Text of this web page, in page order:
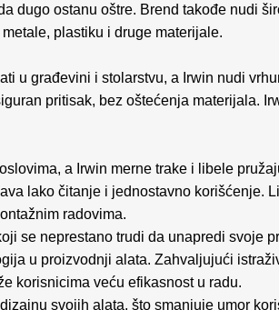
dugo ostanu oštre. Brend takođe nudi
plastiku i druge materijale.
u građevini i stolarstvu, a Irwin nudi
pritisak, bez oštećenja materijala.
a Irwin merne trake i libele
lako čitanje i jednostavno korišćenje.
radovima.
se neprestano trudi da unapredi svoje
u proizvodnji alata. Zahvaljujući
korisnicima veću efikasnost u radu.
svojih alata, što smanjuje umor